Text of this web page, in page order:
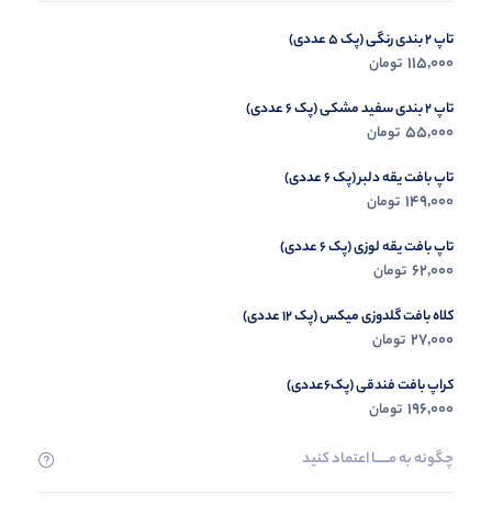
تاپ 2 بندی رنگی (پک 5 عددی)
115,000 تومان
تاپ 2 بندی سفید مشکی (پک 6 عددی)
55,000 تومان
تاپ بافت یقه دلبر (پک 6 عددی)
149,000 تومان
تاپ بافت یقه لوزی (پک 6 عددی)
62,000 تومان
کلاه بافت گلدوزی میکس (پک 12 عددی)
27,000 تومان
کراپ بافت فندقی (پک6عددی)
196,000 تومان
بلوز یقه ضربدری (پک 6 عددی)
199,000 تومان
چگونه به مــــــا اعتماد کنید